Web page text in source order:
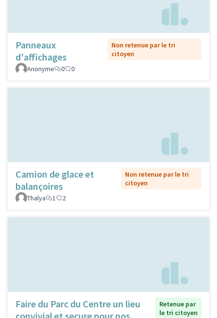
Panneaux
d'affichages
Non retenue par le tri
citoyen
Anonyme
0 0
Camion de glace et
balançoires
Non retenue par le tri
citoyen
Thalya
1 2
Faire du Parc du Centre un lieu
Retenue par
le tri citoyen